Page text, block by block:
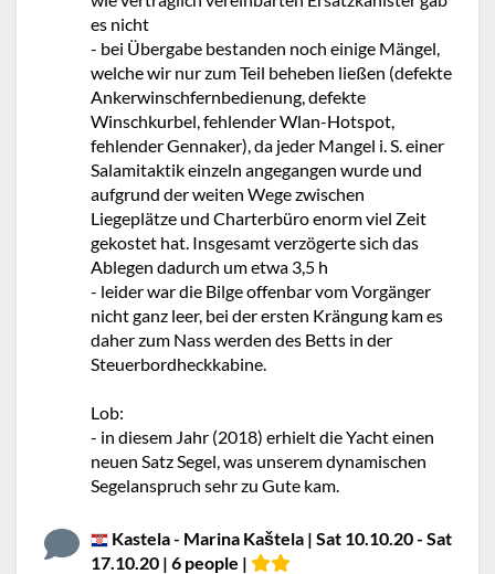
es nicht
- bei Übergabe bestanden noch einige Mängel,
welche wir nur zum Teil beheben ließen (defekte
Ankerwinschfernbedienung, defekte
Winschkurbel, fehlender Wlan-Hotspot,
fehlender Gennaker), da jeder Mangel i. S. einer
Salamitaktik einzeln angegangen wurde und
aufgrund der weiten Wege zwischen
Liegeplätze und Charterbüro enorm viel Zeit
gekostet hat. Insgesamt verzögerte sich das
Ablegen dadurch um etwa 3,5 h
- leider war die Bilge offenbar vom Vorgänger
nicht ganz leer, bei der ersten Krängung kam es
daher zum Nass werden des Betts in der
Steuerbordheckkabine.
Lob:
- in diesem Jahr (2018) erhielt die Yacht einen
neuen Satz Segel, was unserem dynamischen
Segelanspruch sehr zu Gute kam.
Kastela - Marina Kaštela | Sat 10.10.20 - Sat
17.10.20 | 6 people |